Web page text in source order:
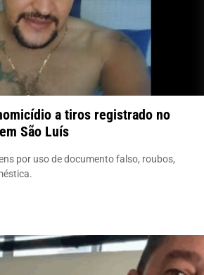
a tiros registrado no
São Luís
por uso de documento falso, roubos,